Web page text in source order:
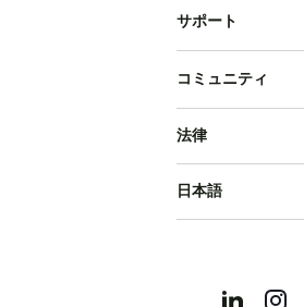
サポート
コミュニティ
法律
日本語